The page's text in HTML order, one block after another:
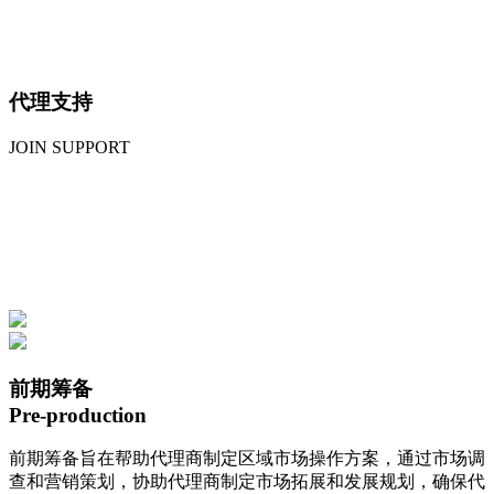
代理支持
JOIN SUPPORT
前期筹备
Pre-production
前期筹备旨在帮助代理商制定区域市场操作方案，通过市场调
查和营销策划，协助代理商制定市场拓展和发展规划，确保代